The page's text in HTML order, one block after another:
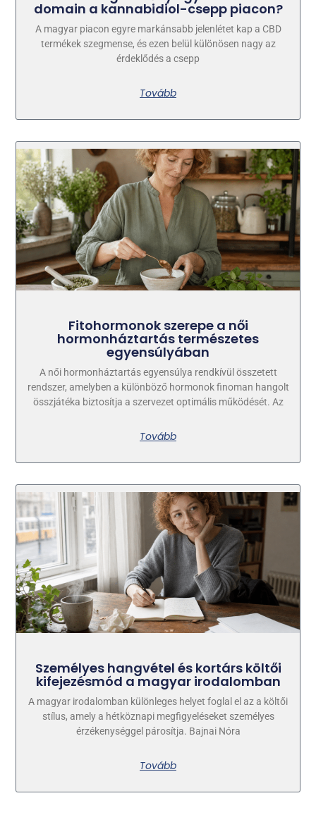
domain a kannabidiol-csepp piacon?
A magyar piacon egyre markánsabb jelenlétet kap a CBD
termékek szegmense, és ezen belül különösen nagy az
érdeklődés a csepp
Tovább
Fitohormonok szerepe a női
hormonháztartás természetes
egyensúlyában
A női hormonháztartás egyensúlya rendkívül összetett
rendszer, amelyben a különböző hormonok finoman hangolt
összjátéka biztosítja a szervezet optimális működését. Az
Tovább
Személyes hangvétel és kortárs költői
kifejezésmód a magyar irodalomban
A magyar irodalomban különleges helyet foglal el az a költői
stílus, amely a hétköznapi megfigyeléseket személyes
érzékenységgel párosítja. Bajnai Nóra
Tovább